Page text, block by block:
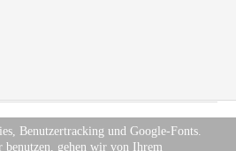
Benutzertracking und Google-Fonts.
benutzen, gehen wir von Ihrem